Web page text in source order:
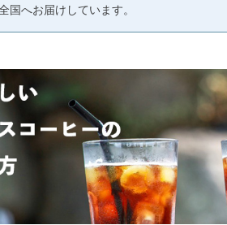
国へお届けしています。